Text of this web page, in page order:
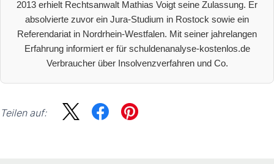
2013 erhielt Rechtsanwalt Mathias Voigt seine Zulassung. Er
absolvierte zuvor ein Jura-Studium in Rostock sowie ein
Referendariat in Nordrhein-Westfalen. Mit seiner jahrelangen
Erfahrung informiert er für schuldenanalyse-kostenlos.de
Verbraucher über Insolvenzverfahren und Co.
Teilen auf: